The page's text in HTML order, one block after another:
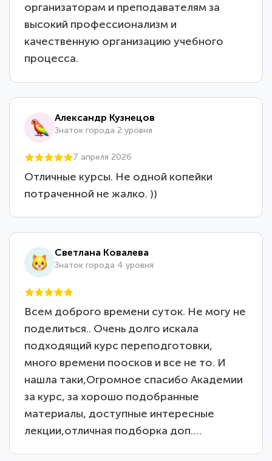
организаторам и преподавателям за
высокий профессионализм и
качественную организацию учебного
процесса.
Александр Кузнецов
Знаток города 2 уровня
7 апреля 2026
Отличные курсы. Не одной копейки
потраченной не жалко. ))
Светлана Ковалева
Знаток города 4 уровня
Всем доброго времени суток. Не могу не
поделиться.. Очень долго искала
подходящий курс переподготовки,
много времени поосков и все не то. И
нашла таки,Огромное спасибо Академии
за курс, за хорошо подобранные
материалы, доступные интересные
лекции,отличная подборка доп.…